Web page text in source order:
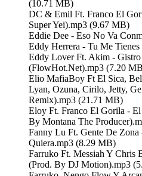
(10.71 MB)
DC & Emil Ft. Franco El
Super Yei).mp3 (9.67 MB)
Eddie Dee - Eso No Va
Eddy Herrera - Tu Me
Eddy Lover Ft. Akim -
(FlowHot.Net).mp3 (7.20
Elio MafiaBoy Ft El Sica,
Lyan, Ozuna, Cirilo, Jetty,
Remix).mp3 (21.71 MB)
Eloy Ft. Franco El Gorila -
By Montana The
Fanny Lu Ft. Gente De
Quiera.mp3 (8.29 MB)
Farruko Ft. Messiah Y
(Prod. By DJ Motion).mp3